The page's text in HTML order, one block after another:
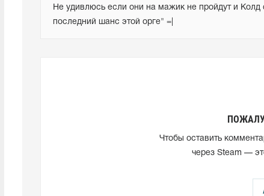
Не удивлюсь если они на мажик не пройдут и Колд
последний шанс этой орге" =|
Чтобы оставить
через Steam —